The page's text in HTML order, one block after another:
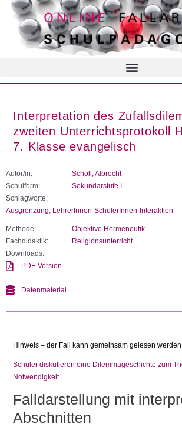
Interpretation des
zweiten Unterrichtsprotokoll
7. Klasse evangelisch
Autor/in:
Schöll, Albrecht
Schulform:
Sekundarstufe I
Schlagworte:
Ausgrenzung LehrerInnen-SchülerInnen-Interaktion
Methode:
Objektive Hermeneutik
Fachdidaktik:
Religionsunterricht
Downloads:
PDF-Version
Datenmaterial
Hinweis – der Fall kann gemeinsam gelesen
Schüler diskutieren eine Dilemmageschichte zum
Notwendigkeit
Falldarstellung mit
Abschnitten